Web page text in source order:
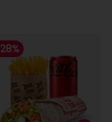
28%